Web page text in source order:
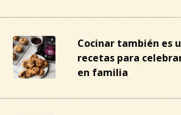
Cocinar también es
recetas para
en familia